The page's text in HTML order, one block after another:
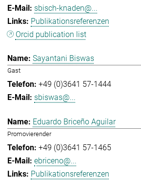
sbisch-knaden@...
Publikationsreferenzen
Orcid publication list
Sayantani Biswas
Gast
+49 (0)3641 57-1444
sbiswas@...
Eduardo Briceño Aguilar
Promovierender
+49 (0)3641 57-1465
ebriceno@...
Publikationsreferenzen